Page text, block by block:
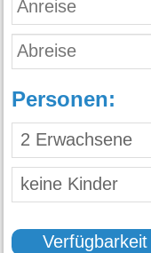
Personen: